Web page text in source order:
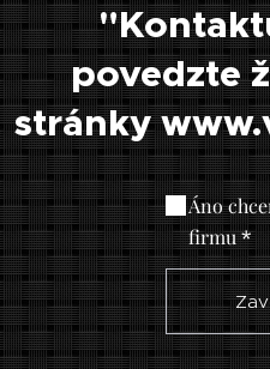
povedzte
stránky
Áno
firmu
☎